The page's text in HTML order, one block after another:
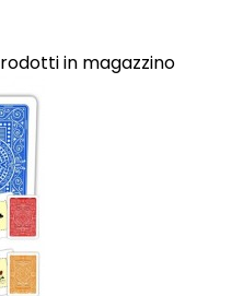
in magazzino